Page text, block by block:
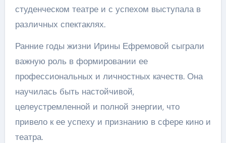
студенческом театре и с успехом выступала в
различных спектаклях.
Ранние годы жизни Ирины Ефремовой сыграли
важную роль в формировании ее
профессиональных и личностных качеств. Она
научилась быть настойчивой,
целеустремленной и полной энергии, что
привело к ее успеху и признанию в сфере кино и
театра.